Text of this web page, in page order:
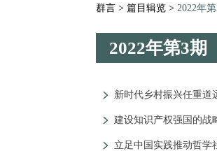
群言 > 篇目辑览 > 2022年
2022年第3期
新时代乡村振兴任重道
建设知识产权强国的战
立足中国实践推动哲学